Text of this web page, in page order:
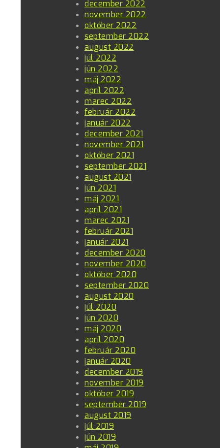
december 2022
november 2022
október 2022
september 2022
august 2022
júl 2022
jún 2022
máj 2022
apríl 2022
marec 2022
február 2022
január 2022
december 2021
november 2021
október 2021
september 2021
august 2021
jún 2021
máj 2021
apríl 2021
marec 2021
február 2021
január 2021
december 2020
november 2020
október 2020
september 2020
august 2020
júl 2020
jún 2020
máj 2020
apríl 2020
február 2020
január 2020
december 2019
november 2019
október 2019
september 2019
august 2019
júl 2019
jún 2019